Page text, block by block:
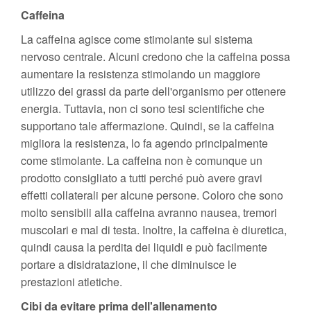
Caffeina
La caffeina agisce come stimolante sul sistema
nervoso centrale. Alcuni credono che la caffeina possa
aumentare la resistenza stimolando un maggiore
utilizzo dei grassi da parte dell'organismo per ottenere
energia. Tuttavia, non ci sono tesi scientifiche che
supportano tale affermazione. Quindi, se la caffeina
migliora la resistenza, lo fa agendo principalmente
come stimolante. La caffeina non è comunque un
prodotto consigliato a tutti perché può avere gravi
effetti collaterali per alcune persone. Coloro che sono
molto sensibili alla caffeina avranno nausea, tremori
muscolari e mal di testa. Inoltre, la caffeina è diuretica,
quindi causa la perdita dei liquidi e può facilmente
portare a disidratazione, il che diminuisce le
prestazioni atletiche.
Cibi da evitare prima dell'allenamento